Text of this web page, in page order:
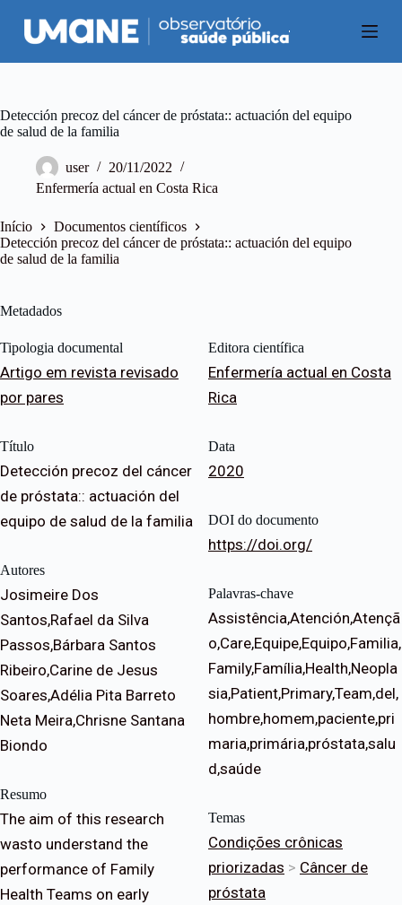
P
u
a
a
r
t
e
ú
Detección precoz del cáncer de próstata:: actuación del equipo
de salud de la familia
user
20/11/2022
Enfermería actual en Costa Rica
Início
Documentos científicos
Detección precoz del cáncer de próstata:: actuación del equipo
de salud de la familia
Metadados
Tipologia documental
Artigo em revista revisado
por pares
Título
Detección precoz del cáncer
de próstata:: actuación del
equipo de salud de la familia
Autores
Josimeire Dos
Santos,Rafael da Silva
Passos,Bárbara Santos
Ribeiro,Carine de Jesus
Soares,Adélia Pita Barreto
Neta Meira,Chrisne Santana
Biondo
Resumo
The aim of this research
wasto understand the
performance of Family
Health Teams on early
Editora científica
Enfermería actual en Costa
Rica
Data
2020
DOI do documento
https://doi.org/
Palavras-chave
Assistência,Atención,Atençã
o,Care,Equipe,Equipo,Familia,
Family,Família,Health,Neopla
sia,Patient,Primary,Team,del,
hombre,homem,paciente,pri
maria,primária,próstata,salu
d,saúde
Temas
Condições crônicas
priorizadas > Câncer de
próstata